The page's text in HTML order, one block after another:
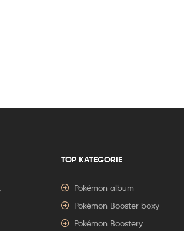
TOP KATEGORIE
Pokémon album
Pokémon Booster boxy
Pokémon Boostery